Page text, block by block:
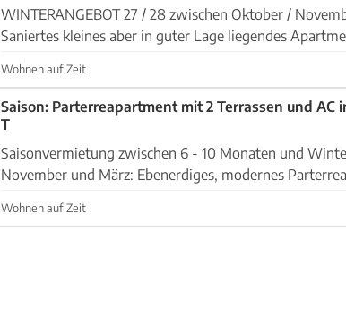
WINTERANGEBOT 27 / 28 zwischen Oktober /
Saniertes kleines aber in guter Lage liegendes
Wohnen auf Zeit
Saison: Parterreapartment mit 2 Terrassen und AC
T
Saisonvermietung zwischen 6 - 10 Monaten und
November und März: Ebenerdiges, modernes Parterreapartment mit 2 Terrassen in
Wohnen auf Zeit